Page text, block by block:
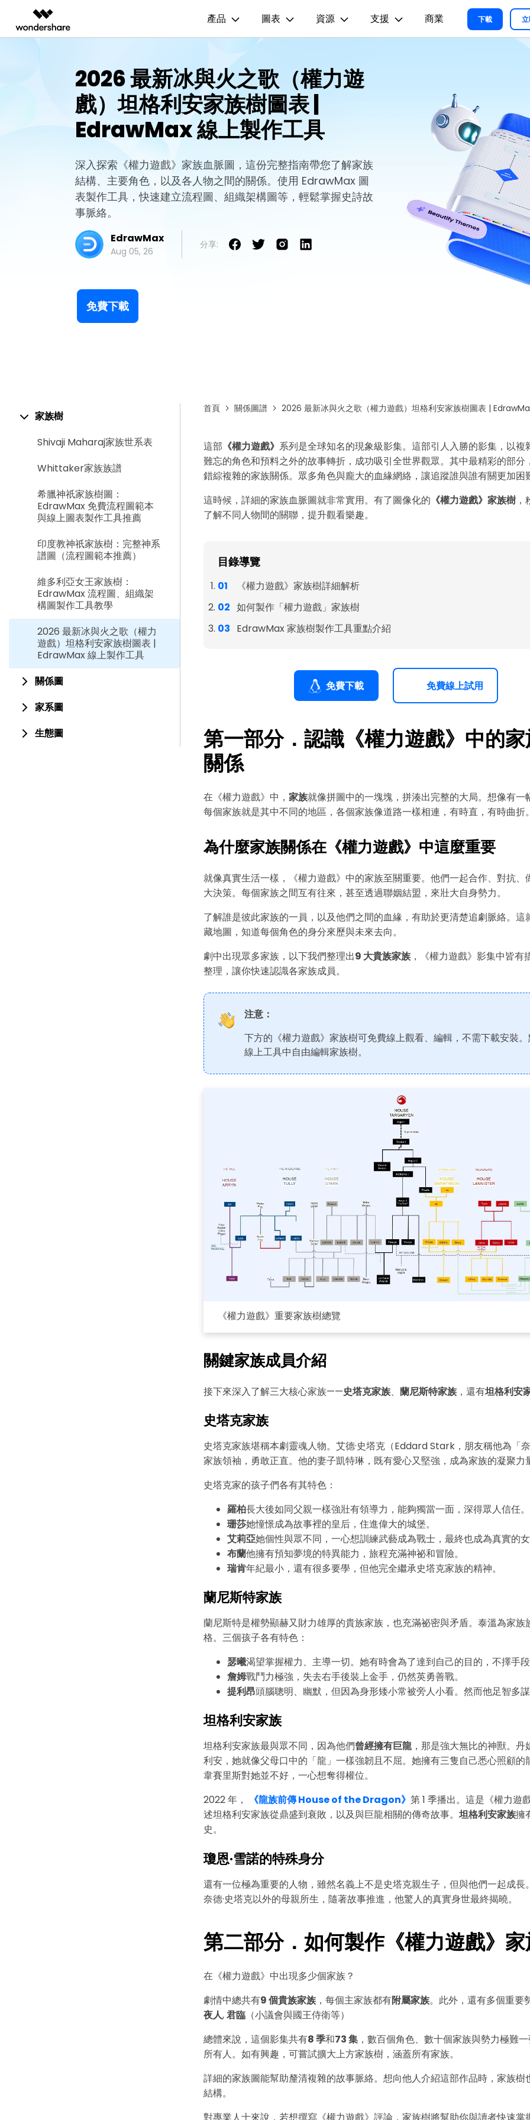
精選產品
AIGC 數位創意
完整的影片編輯工具。
一站式 AI 創意工作室。
高速媒體轉換工具。
AI 影片、圖片、音樂生成器。
AI 驅動的創意工具。
圖表與圖像產品
EdrawMax
輕鬆繪製圖表。
EdrawMind
協作式心智圖工具。
PDF 解決方案產品
商務
企業
教育
合作夥伴
PDF 解決方案
PDFelement
圖表與圖像
UniConverter
關於我們
我們的故事
新聞中心 商店
產品
EdrawMax
多合一圖表軟體
圖表
商業用途
流程圖
心智圖
組織結構圖
時間軸
甘特圖
技術用途
UML
ER圖
電路圖
P&ID
網絡拓撲結構
資訊圖
資源
資源範本
EdrawMax 社區
文章内容
各種商務圖表範例 >
各種工程製圖圖表範例 >
各種系統架構圖表範例 >
各種關係圖譜圖表範例 >
各種思緒整理範例 >
支援
教程
EdrawMax 教程 >
支援中心
更新日志
EdrawMax 更新日志 > EdrawMind 更新日志 >
免費下載EdrawMind
商業 下載
2026 最新冰與火之歌（權力遊
戲）坦格利安家族樹圖表 |
EdrawMax 線上製作工具
深入探索《權力遊戲》家族血脈圖，這份完整指南帶您了解家族
結構、主要角色，以及各人物之間的關係。使用 EdrawMax 圖
表製作工具，快速建立流程圖、組織架構圖等，輕鬆掌握史詩故
事脈絡。
EdrawMax
Aug 05, 26
分享:
免費下載
家族樹
Shivaji Maharaj家族世系表
Whittaker家族族譜
希臘神祇家族樹圖：
EdrawMax 免費流程圖範本
與線上圖表製作工具推薦
印度教神祇家族樹：完整神系
譜圖（流程圖範本推薦）
維多利亞女王家族樹：
EdrawMax 流程圖、組織架
構圖製作工具教學
2026 最新冰與火之歌（權力
遊戲）坦格利安家族樹圖表 |
EdrawMax 線上製作工具
關係圖
家系圖
生態圖
首頁 關係圖譜 2026 最新冰與火之歌（權力遊戲）坦格利安家族樹圖表 |
這部 《權力遊戲》 系列是全球知名的現象級影集。這部引人入勝的影集，以複
難忘的角色和預料之外的故事轉折，成功吸引全世界觀眾。其中最精彩的部分
錯綜複雜的家族關係。眾多角色與龐大的血緣網絡，讓追蹤誰與誰有關更加困
這時候，詳細的家族血脈圖就非常實用。有了圖像化的 《權力遊戲》家族樹，
了解不同人物間的關聯，提升觀看樂趣。
目錄導覽
《權力遊戲》家族樹詳細解析
如何製作「權力遊戲」家族樹
EdrawMax 家族樹製作工具重點介紹
免費下載 免費線上試用
第一部分．認識《權力遊戲》中的
關係
在《權力遊戲》中， 家族就像拼圖中的一塊塊，拼湊出完整的大局。想像有一
每個家族就是其中不同的地區，各個家族像道路一樣相連，有時直，有時曲折
為什麼家族關係在《權力遊戲》中這麼重要
就像真實生活一樣，《權力遊戲》中的家族至關重要。他們一起合作、對抗、
大決策。每個家族之間互有往來，甚至透過聯姻結盟，來壯大自身勢力。
了解誰是彼此家族的一員，以及他們之間的血緣，有助於更清楚追劇脈絡。這
藏地圖，知道每個角色的身分來歷與未來去向。
劇中出現眾多家族，以下我們整理出9 大貴族家族，《權力遊戲》影集中皆有
整理，讓你快速認識各家族成員。
注意：
下方的《權力遊戲》家族樹可免費線上觀看、編輯，不需下載安裝
線上工具中自由編輯家族樹。
《權力遊戲》重要家族樹總覽
關鍵家族成員介紹
接下來深入了解三大核心家族——史塔克家族、 蘭尼斯特家族，還有坦格利安
史塔克家族
史塔克家族堪稱本劇靈魂人物。艾德·史塔克（Eddard Stark，朋友稱他為「
家族領袖，勇敢正直。他的妻子凱特琳，既有愛心又堅強，成為家族的凝聚力
史塔克家的孩子們各有其特色：
羅柏長大後如同父親一樣強壯有領導力，能夠獨當一面，深得眾人信任。
珊莎她憧憬成為故事裡的皇后，住進偉大的城堡。
艾莉亞她個性與眾不同，一心想訓練武藝成為戰士，最終也成為真實的
布蘭他擁有預知夢境的特異能力，旅程充滿神祕和冒險。
瑞肯年紀最小，還有很多要學，但他完全繼承史塔克家族的精神。
蘭尼斯特家族
蘭尼斯特是權勢顯赫又財力雄厚的貴族家族，也充滿祕密與矛盾。泰溫為家族
格。三個孩子各有特色：
瑟曦渴望掌握權力、主導一切。她有時會為了達到自己的目的，不擇手
詹姆戰鬥力極強，失去右手後裝上金手，仍然英勇善戰。
提利昂頭腦聰明、幽默，但因為身形矮小常被旁人小看。然而他足智多
坦格利安家族
坦格利安家族最與眾不同，因為他們曾經擁有巨龍，那是強大無比的神獸。丹
利安，她就像父母口中的「龍」一樣強韌且不屈。她擁有三隻自己悉心照顧的
韋賽里斯對她並不好，一心想奪得權位。
2022 年，
《龍族前傳 House of the Dragon》 第 1 季播出。這是《權力遊
述坦格利安家族從鼎盛到衰敗，以及與巨龍相關的傳奇故事。 坦格利安家族擁
史。
瓊恩·雪諾的特殊身分
還有一位極為重要的人物，雖然名義上不是史塔克親生子，但與他們一起成長
奈德·史塔克以外的母親所生，隨著故事推進，他驚人的真實身世最終揭曉。
第二部分．如何製作《權力遊戲》
在《權力遊戲》中出現多少個家族？
劇情中總共有9 個貴族家族，每個主家族都有附屬家族。此外，還有多個重要
夜人,君臨（小議會與國王侍衛等）
總體來說，這個影集共有8 季和73 集，數百個角色、數十個家族與勢力極難
所有人。如有興趣，可嘗試擴大上方家族樹，涵蓋所有家族。
詳細的家族圖能幫助釐清複雜的故事脈絡。想向他人介紹這部作品時，家族樹
結構。
對專業人士來說，若想撰寫《權力遊戲》評論，家族樹將幫助你與讀者快速掌
EdrawMax
・ 提供 20,000+ 款免費範本 &
免費下載